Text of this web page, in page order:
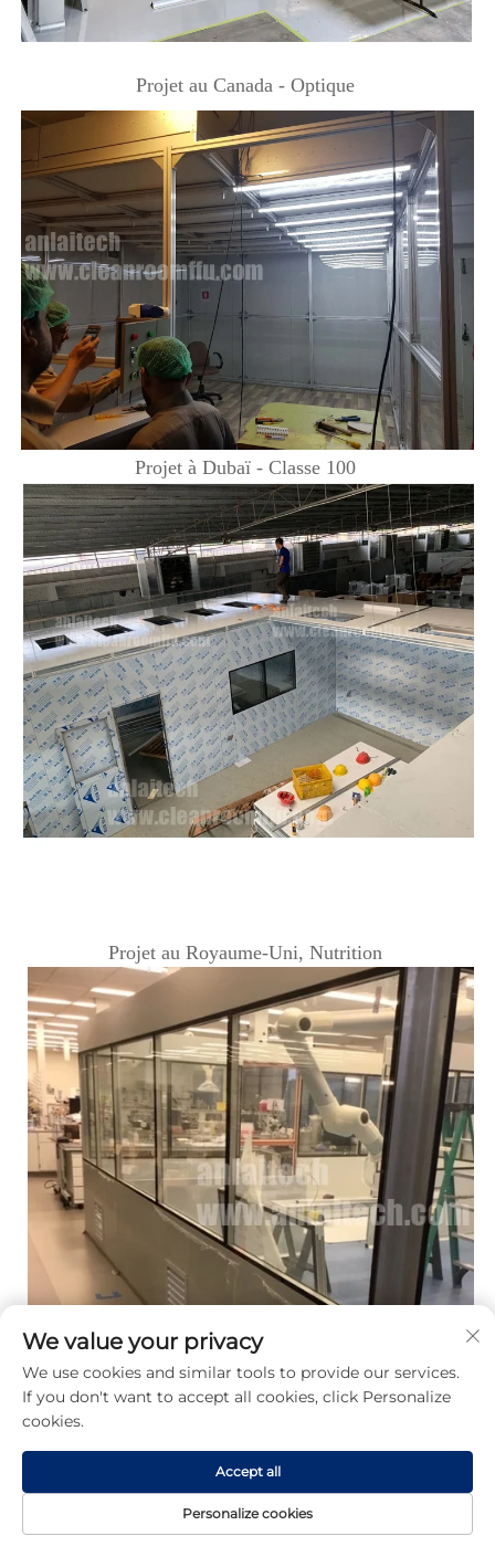
Projet au Canada - Optique
Projet à Dubaï - Classe 100
Projet au Royaume-Uni, Nutrition
We value your privacy
We use cookies and similar tools to provide our services.
If you don't want to accept all cookies, click Personalize
cookies.
Personalize cookies
Accept all